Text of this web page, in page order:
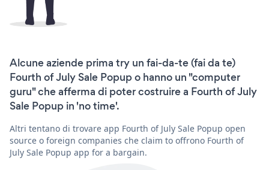
Alcune aziende prima try un fai-da-te (fai da te)
Fourth of July Sale Popup o hanno un "computer
guru" che afferma di poter costruire a Fourth of July
Sale Popup in 'no time'.
Altri tentano di trovare app Fourth of July Sale Popup open
source o foreign companies che claim to offrono Fourth of
July Sale Popup app for a bargain.